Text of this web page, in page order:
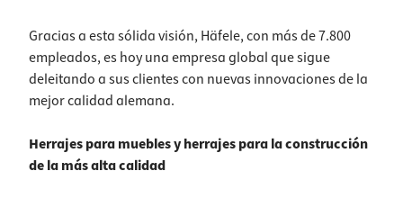
Gracias a esta sólida visión, Häfele, con más de 7.800
empleados, es hoy una empresa global que sigue
deleitando a sus clientes con nuevas innovaciones de la
mejor calidad alemana.
Herrajes para muebles y herrajes para la construcción
de la más alta calidad